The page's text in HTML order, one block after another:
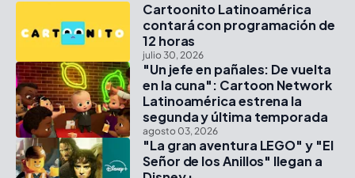
Cartoonito Latinoamérica
contará con programación de
12 horas
julio 30, 2026
"Un jefe en pañales: De vuelta
en la cuna": Cartoon Network
Latinoamérica estrena la
segunda y última temporada
agosto 03, 2026
"La gran aventura LEGO" y "El
Señor de los Anillos" llegan a